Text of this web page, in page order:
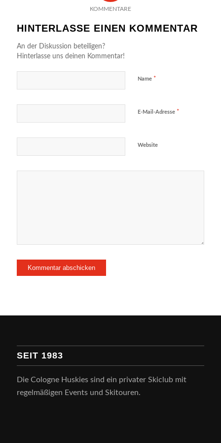
KOMMENTARE
HINTERLASSE EINEN KOMMENTAR
An der Diskussion beteiligen?
Hinterlasse uns deinen Kommentar!
Name *
E-Mail-Adresse *
Website
SEIT 1983
Die Cologne Huskies sind ein privater Skiclub mit
regelmäßigen Events und Skitouren.